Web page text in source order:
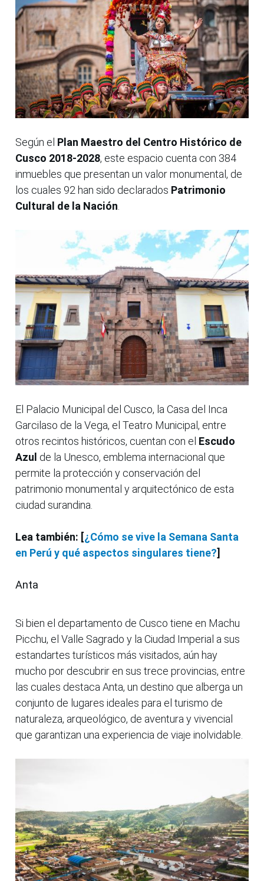
Según el Plan Maestro del Centro Histórico de
Cusco 2018-2028, este espacio cuenta con 384
inmuebles que presentan un valor monumental, de
los cuales 92 han sido declarados Patrimonio
Cultural de la Nación
El Palacio Municipal del Cusco, la Casa del Inca
Garcilaso de la Vega, el Teatro Municipal, entre
otros recintos históricos, cuentan con el Escudo
Azul de la Unesco, emblema internacional que
permite la protección y conservación del
patrimonio monumental y arquitectónico de esta
ciudad surandina.
Lea también: [¿Cómo se vive la Semana Santa
en Perú y qué aspectos singulares tiene?]
Anta
Si bien el departamento de Cusco tiene en Machu
Picchu, el Valle Sagrado y la Ciudad Imperial a sus
estandartes turísticos más visitados, aún hay
mucho por descubrir en sus trece provincias, entre
las cuales destaca Anta, un destino que alberga un
conjunto de lugares ideales para el turismo de
naturaleza, arqueológico, de aventura y vivencial
que garantizan una experiencia de viaje inolvidable.